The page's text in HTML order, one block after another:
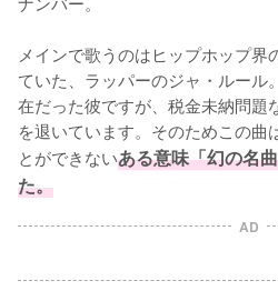
メインで歌うのはヒップホップ
ていた、ラッパーのジャ・ルール
在だった彼ですが、税金未納問題
を退いています。そのためこの曲
とができないある意味「幻の名
た。
AD